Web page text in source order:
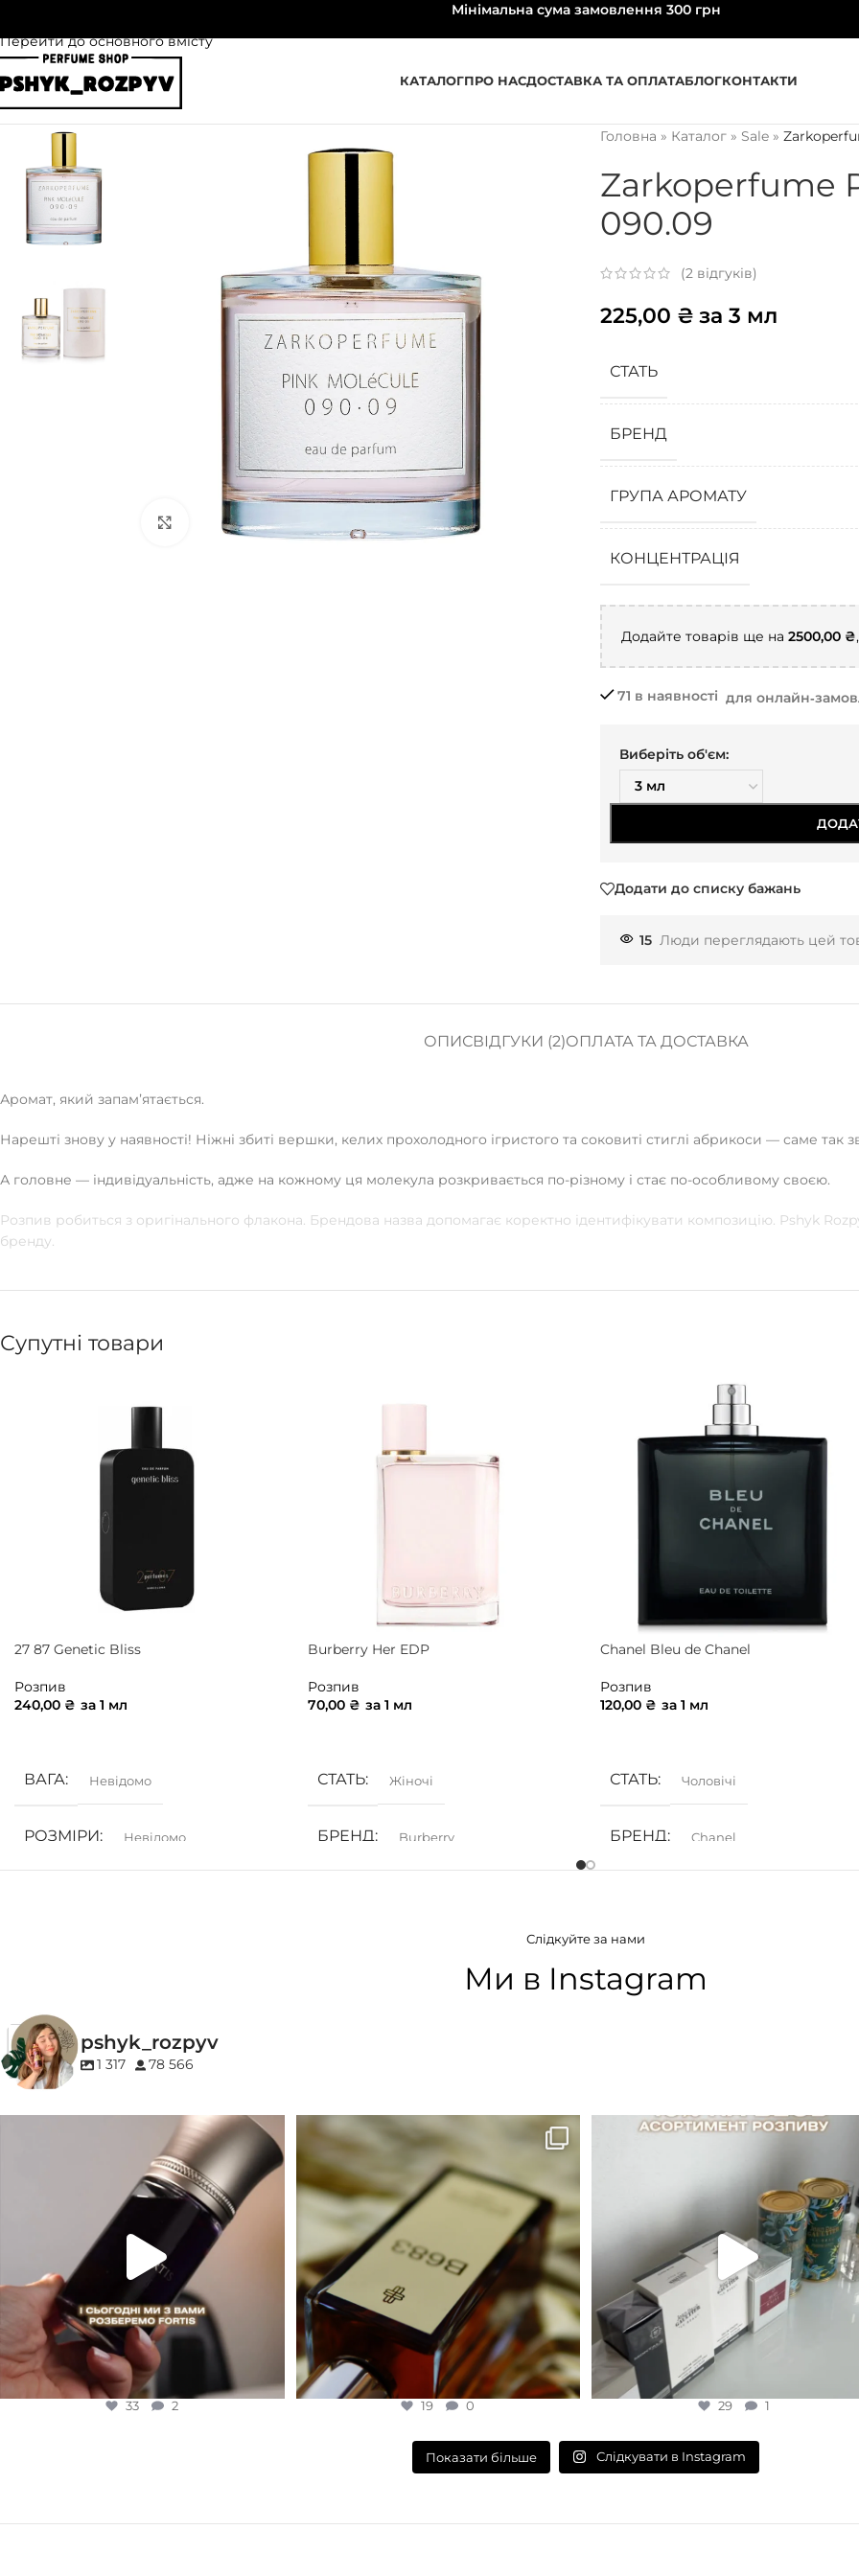
Перейти до основного вмісту
Мінімальна сума замовлення 300 грн
КАТАЛОГПРО НАСДОСТАВКА ТА ОПЛАТАБЛОГКОНТАКТИ
Натисніть, щоб збільшити
Головна » Каталог» Sale»
Zarkoperfume
090.09
(2відгуків)
225,00 ₴ за 3 мл
СТАТЬ
БРЕНД
ГРУПА АРОМАТУ
КОНЦЕНТРАЦІЯ
Додайте товарів ще на 2500,00 ₴
71 в наявності для
Виберіть об'єм:
Додати до списку бажань
15 Люди переглядають цей
ОПИСВІДГУКИ (2)ОПЛАТА ТА ДОСТАВКА
Аромат, який запамʼятається.
Нарешті знову у наявності! Ніжні збиті вершки, келих прохолодного ігристого та соковиті стиглі абрикоси — саме
А головне — індивідуальність, адже на кожному ця молекула розкривається по-різному і стає по-особливому своєю.
Розпив робиться з оригінального флакона. Брендова назва допомагає коректно ідентифікувати композицію. Pshyk
бренду.
Супутні товари
27 87 Genetic Bliss
Розпив
240,00 ₴ за 1 мл
ВАГА Невідомо
РОЗМІРИ Невідомо
Деревинні Пудрові Удові
EDP (парфумована вода)
Burberry Her EDP
Розпив
70,00 ₴ за 1 мл
СТАТЬ Жіночі
БРЕНД Burberry
Chanel Bleu de Chanel
Розпив
120,00 ₴ за 1 мл
СТАТЬ Чоловічі
БРЕНД Chanel
Деревинні
КОНЦЕНТРАЦІЯ
Слідкуйте за нами
Ми в Instagram
pshyk_rozpyv
1 317 78 566
Для замовлення переходьте на сайт або в
Instagram...
33 2
33 2
Marc-Antoine Barrois B683 - це запах вечора в...
19 0
19 0
Знижка 15 % діє НА ОНЛАЙН
29 1
Показати більше Слідкувати в Instagram